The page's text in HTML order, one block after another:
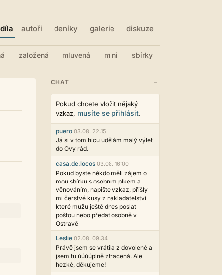
díla autoři deníky galerie diskuze
založená mluvená mini sbírky
CHAT −
Pokud chcete vložit nějaký
vzkaz, musíte se přihlásit.
puero 03.08. 22:15
Já si v tom hicu udělám malý výlet
do Ovy rád.
casa.de.locos 03.08. 16:00
Pokud byste někdo měli zájem o
mou sbírku s osobním plkem a
věnováním, napište vzkaz, přišly
mi čerstvé kusy z nakladatelství
které můžu ještě dnes poslat
poštou nebo předat osobně v
Ostravě
Leslie 02.08. 09:34
Právě jsem se vrátila z dovolené a
jsem tu úúúúplně ztracená. Ale
hezké, děkujeme!